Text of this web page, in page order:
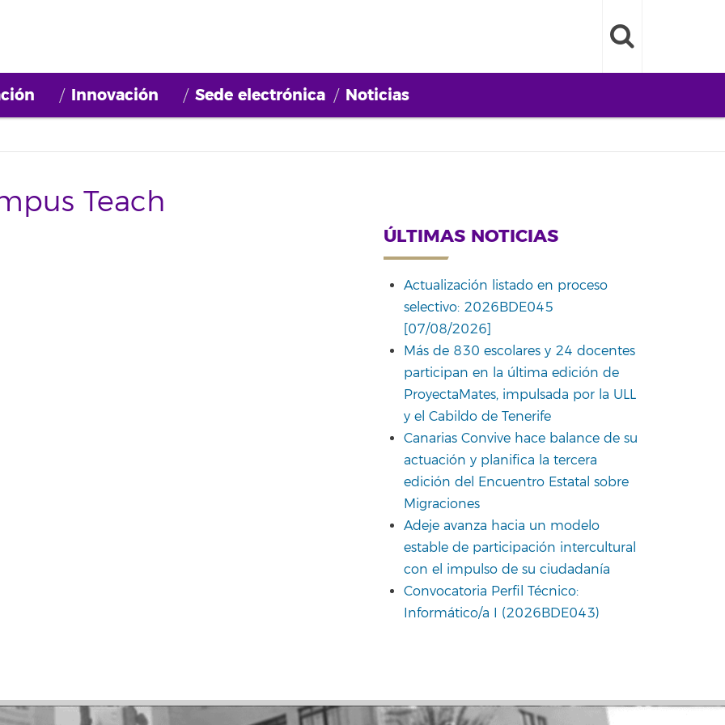
Innovación Sede electrónica Noticias
Teach
ÚLTIMAS NOTICIAS
Actualización listado en proceso
selectivo: 2026BDE045
[07/08/2026]
Más de 830 escolares y 24 docentes
participan en la última edición de
ProyectaMates, impulsada por la ULL
y el Cabildo de Tenerife
Canarias Convive hace balance de su
actuación y planifica la tercera
edición del Encuentro Estatal sobre
Migraciones
Adeje avanza hacia un modelo
estable de participación intercultural
con el impulso de su ciudadanía
Convocatoria Perfil Técnico:
Informático/a I (2026BDE043)